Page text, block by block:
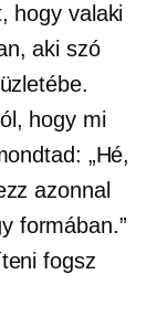
hogy valaki
aki szó
hogy mi
„Hé,
azonnal
formában.”
fogsz